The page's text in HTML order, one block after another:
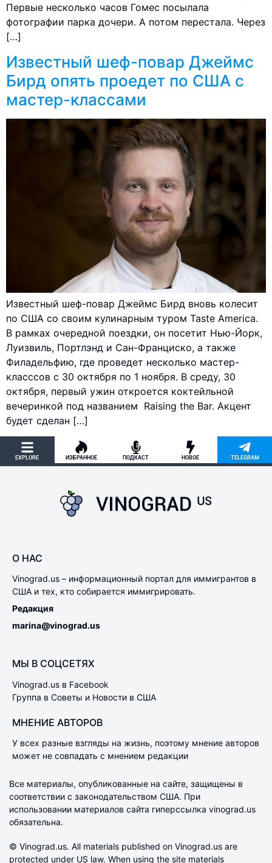
Первые несколько часов Гомес посылала
фотографии парка дочери. А потом перестала. Через
[…]
Известный шеф-повар Джеймс
Бирд опять проедет по США с
мастер-классами
Известный шеф-повар Джеймс Бирд вновь колесит
по США со своим кулинарным туром Taste America.
В рамках очередной поездки, он посетит Нью-Йорк,
Луизвиль, Портлэнд и Сан-Франциско, а также
Филадельфию, где проведет несколько мастер-
класссов с 30 октября по 1 ноября. В среду, 30
октября, первый ужин откроется коктейльной
вечеринкой под названием Raising the Bar. Акцент
будет сделан […]
EXPLORE ИЗБРАННОЕ ПОДКАСТ НОВОЕ TELEGRAM
О НАС
Vinograd.us – информационный портал для иммигрантов в
США и тех, кто собирается иммигрировать.
Редакция
marina@vinograd.us
МЫ В СОЦСЕТЯХ
Vinograd.us в Facebook
Группа в Советы и Новости в США
МНЕНИЕ АВТОРОВ
У всех разные взгляды на жизнь, поэтому мнение авторов
может не совпадать с мнением редакции
Все материалы, опубликованные на сайте, защищены в
соответствии с законодательством США. При
использовании материалов сайта гиперссылка vinograd.us
обязательна.
© Vinograd.us. All materials published on Vinograd.us are
protected under US law. When using the site materials